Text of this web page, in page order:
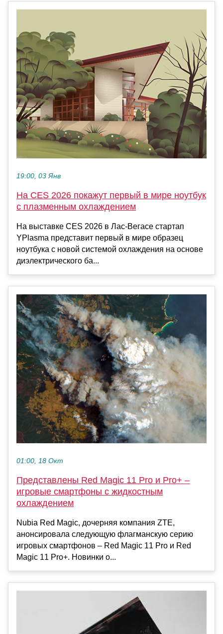
19:00, 03 Янв
На CES 2026 покажут первый в мире ноутбук
с плазменным охлаждением
На выставке CES 2026 в Лас-Вегасе стартап
YPlasma представит первый в мире образец
ноутбука с новой системой охлаждения на основе
диэлектрического ба...
01:00, 18 Окт
Представлены Red Magic 11 Pro и Pro+ –
игровые смартфоны с жидкостным
охлаждением
Nubia Red Magic, дочерняя компания ZTE,
анонсировала следующую флагманскую серию
игровых смартфонов – Red Magic 11 Pro и Red
Magic 11 Pro+. Новинки о...